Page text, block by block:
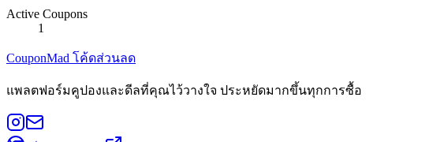
Active Coupons
1
CouponMad โค้ดส่วนลด
แพลตฟอร์มคูปองและดีลที่คุณไว้วางใจ ประหยัดมากขึ้นทุกการซื้อ